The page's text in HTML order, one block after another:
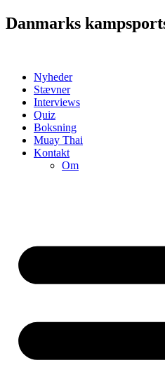
Videre
til
Danmarks
Nyheder
Stævner
Interviews
Quiz
Boksning
Muay Thai
Kontakt
Om